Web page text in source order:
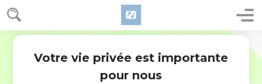
Votre vie privée est importante
pour nous